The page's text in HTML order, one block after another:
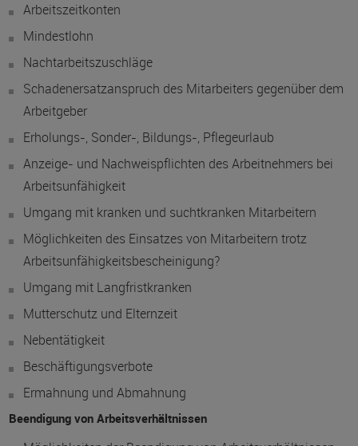
Arbeitszeitkonten
Mindestlohn
Nachtarbeitszuschläge
Schadenersatzanspruch des Mitarbeiters gegenüber dem
Arbeitgeber
Erholungs-, Sonder-, Bildungs-, Pflegeurlaub
Anzeige- und Nachweispflichten des Arbeitnehmers bei
Arbeitsunfähigkeit
Umgang mit kranken und suchtkranken Mitarbeitern
Möglichkeiten des Einsatzes von Mitarbeitern trotz
Arbeitsunfähigkeitsbescheinigung?
Umgang mit Langfristkranken
Mutterschutz und Elternzeit
Nebentätigkeit
Beschäftigungsverbote
Ermahnung und Abmahnung
Beendigung von Arbeitsverhältnissen